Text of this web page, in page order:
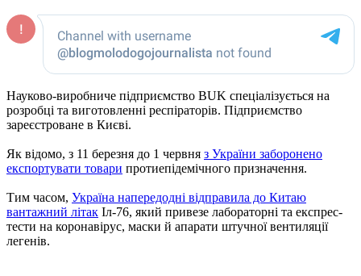
Науково-виробниче підприємство BUK спеціалізується на
розробці та виготовленні респіраторів. Підприємство
зареєстроване в Києві.
Як відомо, з 11 березня до 1 червня з України заборонено
експортувати товари протиепідемічного призначення.
Тим часом, Україна напередодні відправила до Китаю
вантажний літак Іл-76, який привезе лабораторні та експрес-
тести на коронавірус, маски й апарати штучної вентиляції
легенів.